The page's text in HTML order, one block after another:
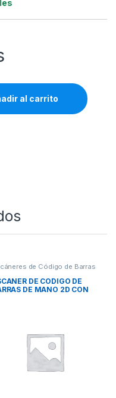
- NLS-HR3280-S5 -
al carrito
de Código de Barras
DE CODIGO DE
DE MANO 2D CON